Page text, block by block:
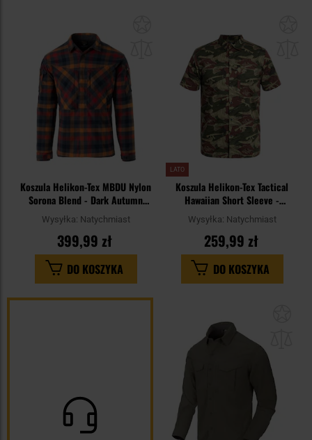
schowka
Koszula Helikon-Tex MBDU Nylon
Sorona Blend - Dark Autumn
Checkered
Wysyłka: Natychmiast
399,99 zł
DO KOSZYKA
LATO
Koszula Helikon-Tex Tactical
Hawaiian Short Sleeve -
Brushstroke Camo
Wysyłka: Natychmiast
259,99 zł
DO KOSZYKA